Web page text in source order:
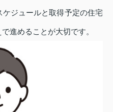
ジュールと取得予定の住宅
進めることが大切です。